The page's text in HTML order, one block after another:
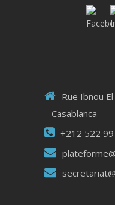
Rue Ibnou
– Casablanca
+212 522